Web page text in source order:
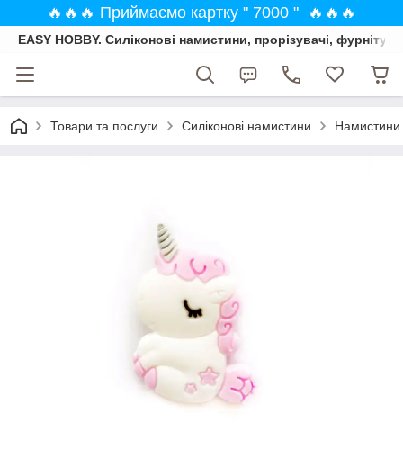
🔥🔥🔥 Приймаємо картку " 7000 " 🔥🔥🔥
EASY HOBBY. Силіконові намистини, прорізувачі,
Товари та послуги Силіконові намистини Намистини